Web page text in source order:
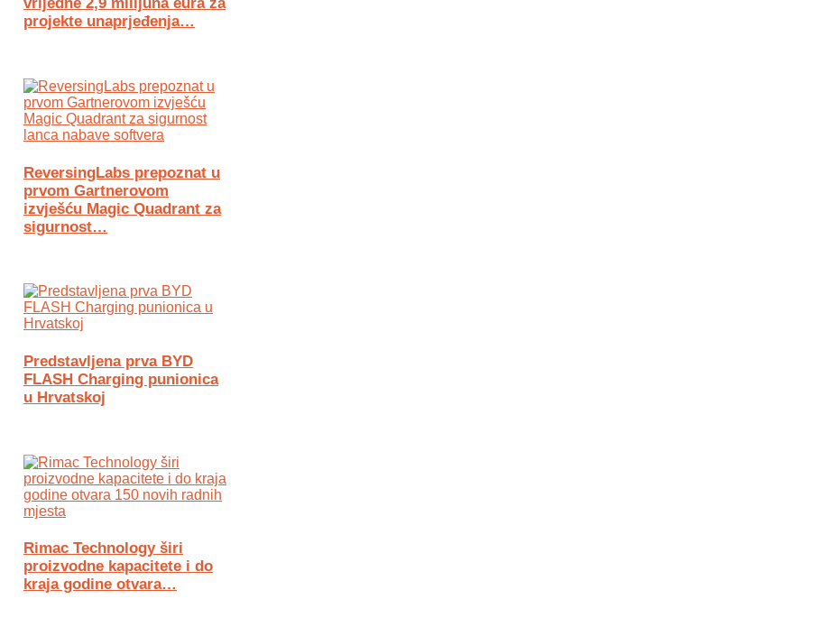
vrijedne 2,9 milijuna eura za
projekte unaprjeđenja…
ReversingLabs prepoznat u
prvom Gartnerovom
izvješću Magic Quadrant za
sigurnost…
Predstavljena prva BYD
FLASH Charging punionica
u Hrvatskoj
Rimac Technology širi
proizvodne kapacitete i do
kraja godine otvara…